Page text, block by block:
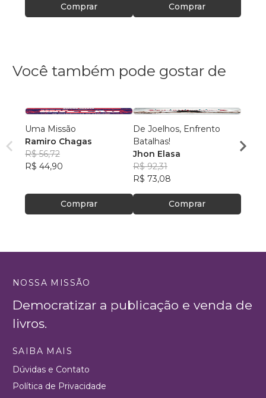
Comprar Comprar
Você também pode gostar de
Uma Missão
Ramiro Chagas
R$ 56,72
R$ 44,90
Comprar
De Joelhos, Enfrento
Batalhas!
Jhon Elasa
R$ 92,31
R$ 73,08
Comprar
NOSSA MISSÃO
Democratizar a publicação e venda de
livros.
SAIBA MAIS
Dúvidas e Contato
Política de Privacidade